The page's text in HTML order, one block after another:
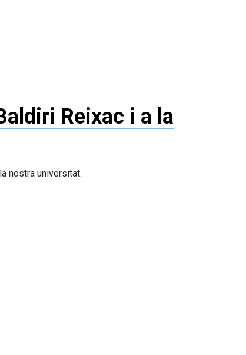
Reixac i a la
nostra universitat.